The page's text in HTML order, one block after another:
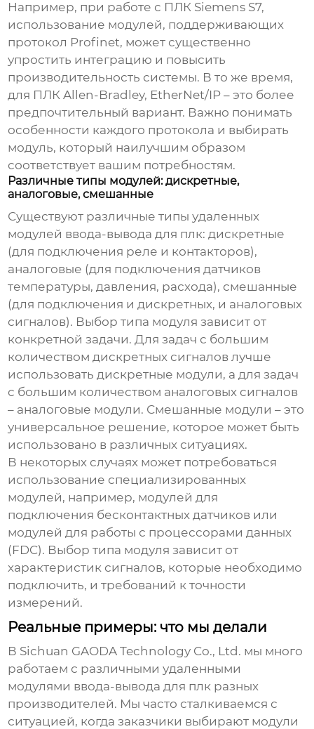
Например, при работе с ПЛК Siemens S7,
использование модулей, поддерживающих
протокол Profinet, может существенно
упростить интеграцию и повысить
производительность системы. В то же время,
для ПЛК Allen-Bradley, EtherNet/IP – это более
предпочтительный вариант. Важно понимать
особенности каждого протокола и выбирать
модуль, который наилучшим образом
соответствует вашим потребностям.
Различные типы модулей: дискретные,
аналоговые, смешанные
Существуют различные типыудаленных
модулей ввода-вывода для плк: дискретные
(для подключения реле и контакторов),
аналоговые (для подключения датчиков
температуры, давления, расхода), смешанные
(для подключения и дискретных, и аналоговых
сигналов). Выбор типа модуля зависит от
конкретной задачи. Для задач с большим
количеством дискретных сигналов лучше
использовать дискретные модули, а для задач
с большим количеством аналоговых сигналов
– аналоговые модули. Смешанные модули – это
универсальное решение, которое может быть
использовано в различных ситуациях.
В некоторых случаях может потребоваться
использование специализированных
модулей, например, модулей для
подключения бесконтактных датчиков или
модулей для работы с процессорами данных
(FDC). Выбор типа модуля зависит от
характеристик сигналов, которые необходимо
подключить, и требований к точности
измерений.
Реальные примеры: что мы делали
В Sichuan GAODA Technology Co., Ltd. мы много
работаем с различнымиудаленными
модулями ввода-вывода для плк разных
производителей. Мы часто сталкиваемся с
ситуацией, когда заказчики выбирают модули